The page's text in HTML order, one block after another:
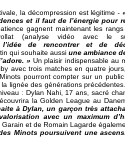
la décompression est légitime -
et il faut de l’énergie pour
gagnent maintenant les
(analyse vidéo avec le
l’idée de rencontrer et de
qui souhaite aussi une ambiance
» Un plaisir indispensable au
avec trois matches en quatre
pourront compter sur un
lignée des générations
: Dylan Nahi, 17 ans, sacré
la Golden League au
à Dylan, un garçon très
avec un maximum
et de Romain Lagarde
Minots poursuivent une